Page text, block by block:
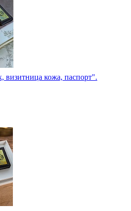
визитница кожа, паспорт".